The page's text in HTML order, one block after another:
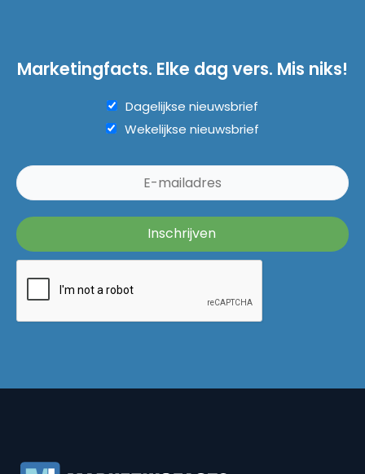
Marketingfacts. Elke dag vers. Mis niks!
Dagelijkse nieuwsbrief
Wekelijkse nieuwsbrief